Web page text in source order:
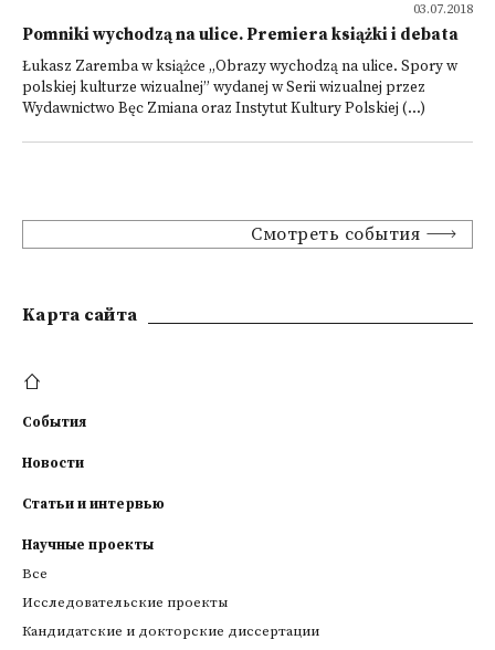
03.07.2018
Pomniki wychodzą na ulice. Premiera książki i debata
Łukasz Zaremba w książce „Obrazy wychodzą na ulice. Spory w
polskiej kulturze wizualnej” wydanej w Serii wizualnej przez
Wydawnictwo Bęc Zmiana oraz Instytut Kultury Polskiej (...)
Смотреть события
Kарта сайта
События
Новости
Статьи и интервью
Научные проекты
Все
Исследовательские проекты
Кандидатские и докторские диссертации